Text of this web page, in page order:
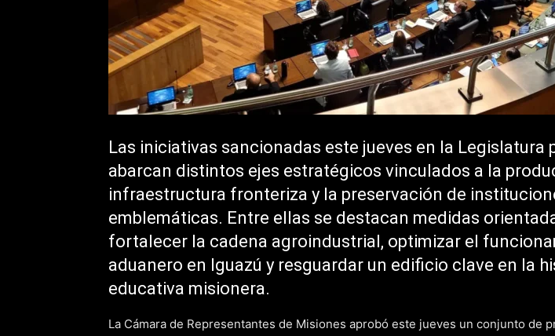
Las iniciativas sancionadas este jueves en la Legislatura
abarcan distintos ejes estratégicos vinculados a la
infraestructura fronteriza y la preservación de
emblemáticas. Entre ellas se destacan medidas
fortalecer la cadena agroindustrial, optimizar el
aduanero en Iguazú y resguardar un edificio clave en la
educativa misionera.
La Cámara de Representantes de Misiones aprobó este jueves un conjunto de